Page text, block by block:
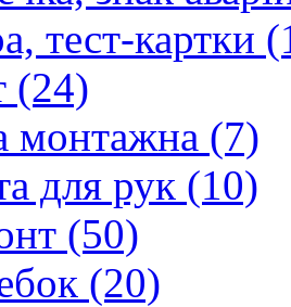
тест-картки
(24)
монтажна (7)
для рук (10)
(50)
(20)